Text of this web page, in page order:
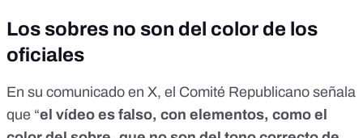
Los sobres no son del color de los
oficiales
En su comunicado en X, el Comité Republicano señala
que “el vídeo es falso, con elementos, como el